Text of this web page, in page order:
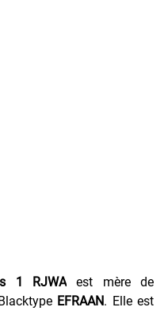
1 RJWA est mère de
EFRAAN. Elle est